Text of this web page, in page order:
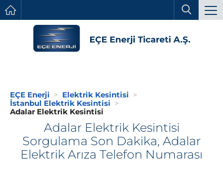
EÇE Enerji
Elektrik Kesintisi
İstanbul Elektrik Kesintisi
Adalar Elektrik Kesintisi
Adalar Elektrik Kesintisi
Sorgulama Son Dakika, Adalar
Elektrik Arıza Telefon Numarası